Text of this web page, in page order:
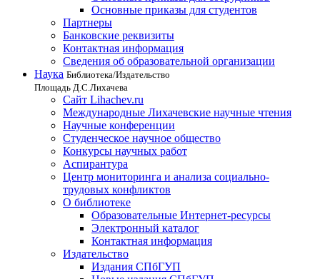
Основные приказы для студентов
Партнеры
Банковские реквизиты
Контактная информация
Сведения об образовательной организации
Наука Библиотека/Издательство
Площадь Д.С.Лихачева
Сайт Lihachev.ru
Международные Лихачевские научные чтения
Научные конференции
Студенческое научное общество
Конкурсы научных работ
Аспирантура
Центр мониторинга и анализа социально-
трудовых конфликтов
О библиотеке
Образовательные Интернет-ресурсы
Электронный каталог
Контактная информация
Издательство
Издания СПбГУП